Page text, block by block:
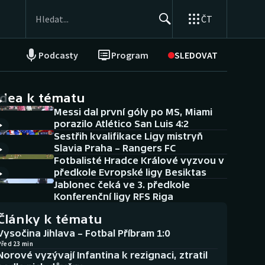
ČT
Podcasty Program SLEDOVAT
NEPŘEHLÉDNĚTE
Historické návraty
Aplikace ČT sport
AZ kvíz
k tématu
Messi dal první góly po MS, Miami
porazilo Atlético San Luis 4:2
Sestřih kvalifikace Ligy mistryň
Slavia Praha – Rangers FC
Fotbalisté Hradce Králové vyzvou v
předkole Evropské ligy Besiktas
Jablonec čeká ve 3. předkole
Konferenční ligy RFS Riga
k tématu
Jihlava – Fotbal Příbram 1:0
23 min
vyzývají Infantina k rezignaci, ztratil